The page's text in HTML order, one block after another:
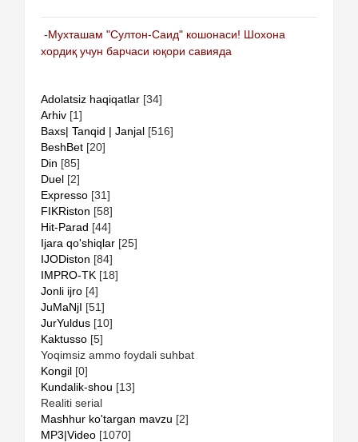
-Мухташам "Султон-Саид" кошонаси! Шохона
хордиқ учун барчаси юқори савияда
Adolatsiz haqiqatlar [34]
Arhiv [1]
Baxs| Tanqid | Janjal [516]
BeshBet [20]
Din [85]
Duel [2]
Expresso [31]
FIKRiston [58]
Hit-Parad [44]
Ijara qo'shiqlar [25]
IJODiston [84]
IMPRO-TK [18]
Jonli ijro [4]
JuMaNjI [51]
JurYuldus [10]
Kaktusso [5]
Yoqimsiz ammo foydali suhbat
Kongil [0]
Kundalik-shou [13]
Realiti serial
Mashhur ko'targan mavzu [2]
MP3|Video [1070]